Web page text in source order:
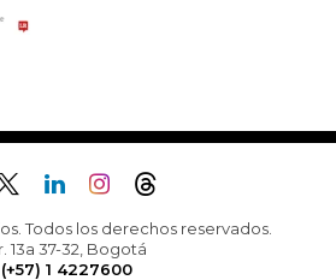
Todos los derechos reservados.
13a 37-32, Bogotá
(+57) 1 4227600